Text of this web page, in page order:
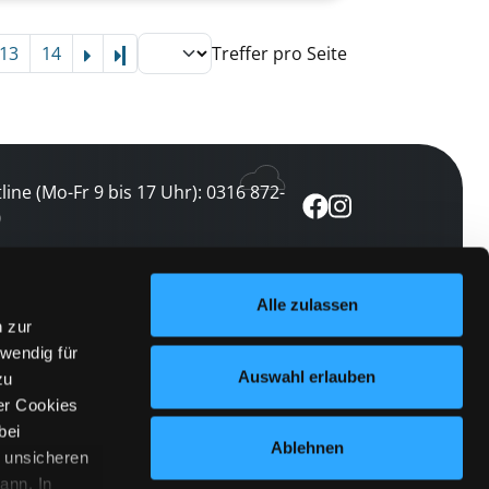
zur
für
Cookies
unsicheren
In
Alle zulassen
Auswahl erlauben
Ablehnen
13 14 Letzte SeiteTreffer pro Seite
(Mo-Fr 9 bis 17 Uhr): 0316 872-
abonnieren
keine Veranstaltung verpassen
abonnieren